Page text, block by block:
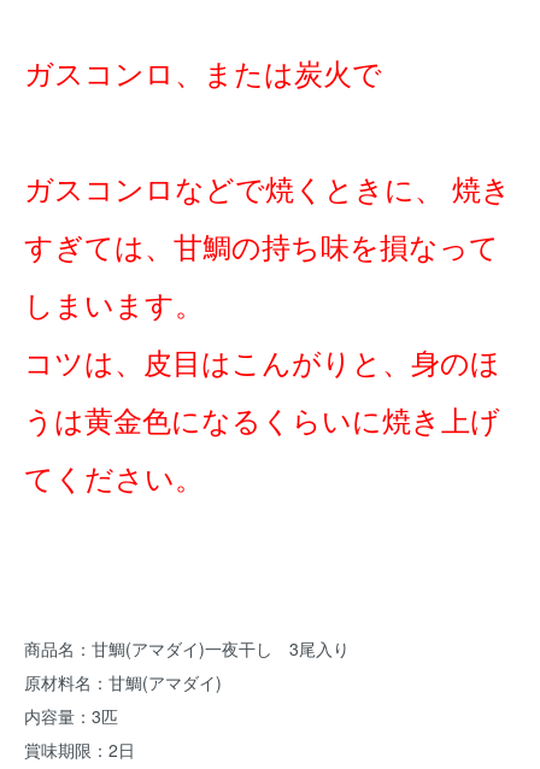
ガスコンロ、または炭火で
ガスコンロなどで焼くときに、 焼き
すぎては、甘鯛の持ち味を損なって
しまいます。
コツは、皮目はこんがりと、身のほ
うは黄金色になるくらいに焼き上げ
てください。
商品名：甘鯛(アマダイ)一夜干し 3尾入り
原材料名：甘鯛(アマダイ)
内容量：3匹
賞味期限：2日